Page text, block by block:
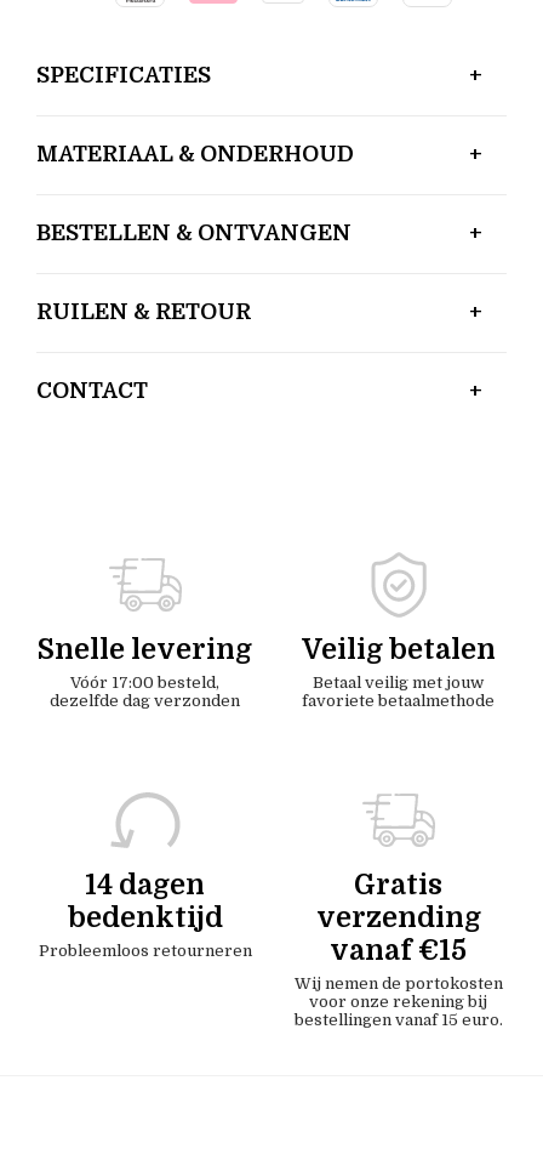
SPECIFICATIES
MATERIAAL & ONDERHOUD
BESTELLEN & ONTVANGEN
RUILEN & RETOUR
CONTACT
Snelle levering
Vóór 17:00 besteld,
dezelfde dag verzonden
Veilig betalen
Betaal veilig met jouw
favoriete betaalmethode
14 dagen
bedenktijd
Probleemloos retourneren
Gratis
verzending
vanaf €15
Wij nemen de portokosten
voor onze rekening bij
bestellingen vanaf 15 euro.